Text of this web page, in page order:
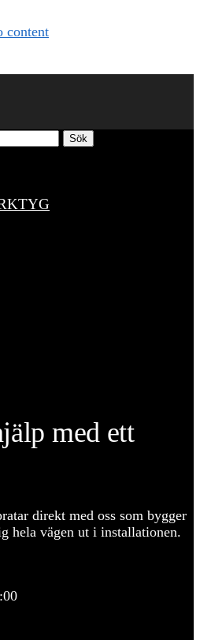
content
Sök
Sök
med ett
direkt med oss som bygger
hela vägen ut i installationen.